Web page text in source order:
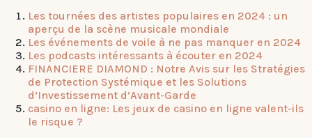
Les tournées des artistes populaires en 2024 : un
aperçu de la scène musicale mondiale
Les événements de voile à ne pas manquer en 2024
Les podcasts intéressants à écouter en 2024
FINANCIERE DIAMOND : Notre Avis sur les Stratégies
de Protection Systémique et les Solutions
d’Investissement d’Avant-Garde
casino en ligne: Les jeux de casino en ligne valent-ils
le risque ?